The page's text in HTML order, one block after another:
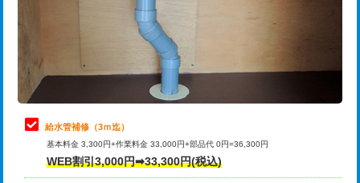
排水管工事（排水管工事/3ｍまで） 55,000円
排水管工事（追加 排水管工事/3ｍ超
マス交換（土の掘削・埋め戻し作業）
マス交換（深さ50㎝未満）
8,800円
止水・漏水調査・防水処理・清掃・修
理・調整・分解・加工など（軽作業）
11,000円
止水・漏水調査・防水処理・清掃・修
理・調整・分解・加工など（中作業）
止水・漏水調査・防水処理・清掃・修
理・調整・分解・加工など（重作業）
33,000円
給水管補修（3ｍ迄）
基本料金 3,300円+作業料金 33,000円+部品代 0円=36,300円
WEB割引3,000円➡33,300円(税込)